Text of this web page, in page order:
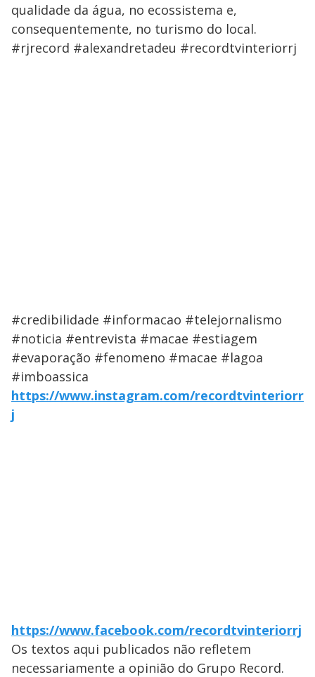
qualidade da água, no ecossistema e,
consequentemente, no turismo do local.
#rjrecord #alexandretadeu #recordtvinteriorrj
#credibilidade #informacao #telejornalismo
#noticia #entrevista #macae #estiagem
#evaporação #fenomeno #macae #lagoa
#imboassica
https://www.instagram.com/recordtvinteriorr
j
https://www.facebook.com/recordtvinteriorrj
Os textos aqui publicados não refletem
necessariamente a opinião do Grupo Record.